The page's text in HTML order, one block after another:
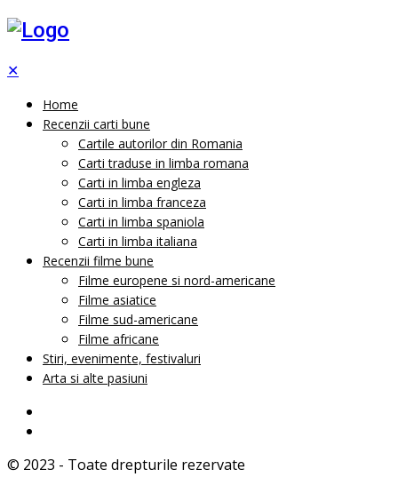
✕
Home
Recenzii carti bune
Cartile autorilor din Romania
Carti traduse in limba romana
Carti in limba engleza
Carti in limba franceza
Carti in limba spaniola
Carti in limba italiana
Recenzii filme bune
Filme europene si nord-americane
Filme asiatice
Filme sud-americane
Filme africane
Stiri, evenimente, festivaluri
Arta si alte pasiuni
© 2023 - Toate drepturile rezervate